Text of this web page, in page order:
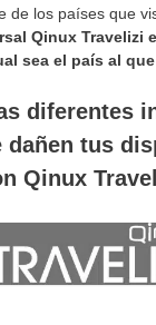
de los países que
Qinux Travelizi
sea el país al
diferentes
dañen tus
Qinux